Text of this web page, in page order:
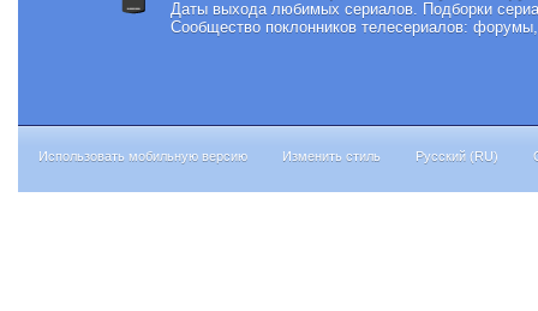
Даты выхода любимых сериалов. Подборки
Сообщество поклонников телесериалов:
Использовать мобильную версию Изменить стиль Русский (RU)